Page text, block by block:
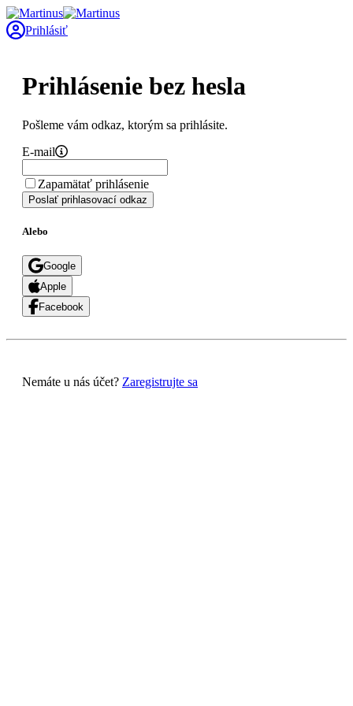
Prihlásiť
Prihlásenie bez hesla
Pošleme vám odkaz, ktorým sa prihlásite.
E-mail
Zapamätať prihlásenie
Poslať prihlasovací odkaz
Alebo
Google
Apple
Facebook
Nemáte u nás účet? Zaregistrujte sa